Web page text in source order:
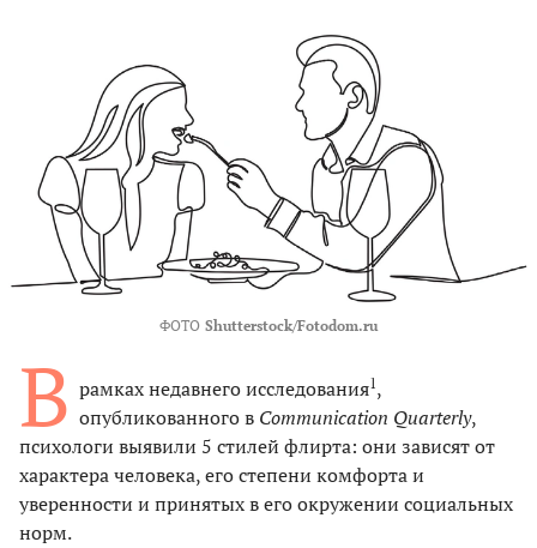
ФОТО Shutterstock/Fotodom.ru
В рамках недавнего исследования1,
опубликованного в Communication Quarterly,
психологи выявили 5 стилей флирта: они зависят от
характера человека, его степени комфорта и
уверенности и принятых в его окружении социальных
норм.